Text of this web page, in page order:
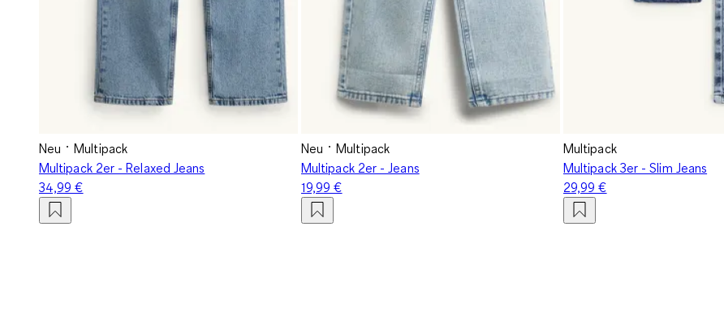
Neu
Multipack
Multipack 2er - Relaxed Jeans
34,99 €
Neu
Multipack
Multipack 2er - Jeans
19,99 €
Multipack
Multipack 3er - Slim Jeans
29,99 €